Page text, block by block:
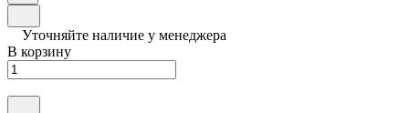
Уточняйте наличие у менеджера
В корзину